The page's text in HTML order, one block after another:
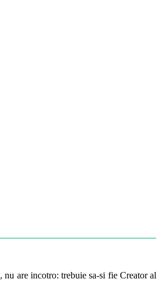
are incotro: trebuie sa-si fie Creator al